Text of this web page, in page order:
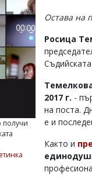
получи
Остава на
Росица
2017 г. -
на поста.
е и
Както и